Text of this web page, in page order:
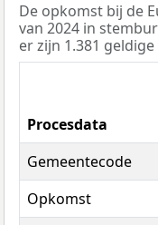
De opkomst bij de
van 2024 in
er zijn 1.381
Procesdata
Gemeentecode
Opkomst